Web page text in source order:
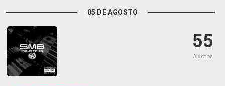
05 DE AGOSTO
55
3 votos